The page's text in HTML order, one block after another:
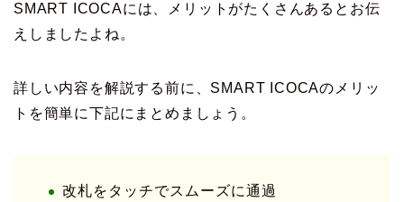
SMART ICOCAには、メリットがたくさんあるとお伝
えしましたよね。
詳しい内容を解説する前に、SMART ICOCAのメリッ
トを簡単に下記にまとめましょう。
改札をタッチでスムーズに通過